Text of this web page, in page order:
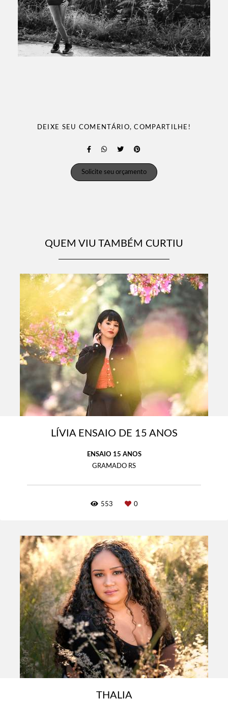
DEIXE SEU COMENTÁRIO, COMPARTILHE!
Solicite seu orçamento
QUEM VIU TAMBÉM CURTIU
LÍVIA ENSAIO DE 15 ANOS
ENSAIO 15 ANOS
GRAMADO RS
553 0
THALIA